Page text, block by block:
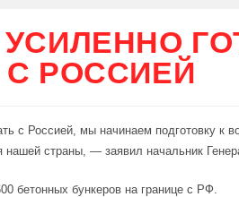
РОССИЕЙ
с Россией, мы начинаем подготовку к
нашей страны, — заявил начальник
бетонных бункеров на границе с РФ.